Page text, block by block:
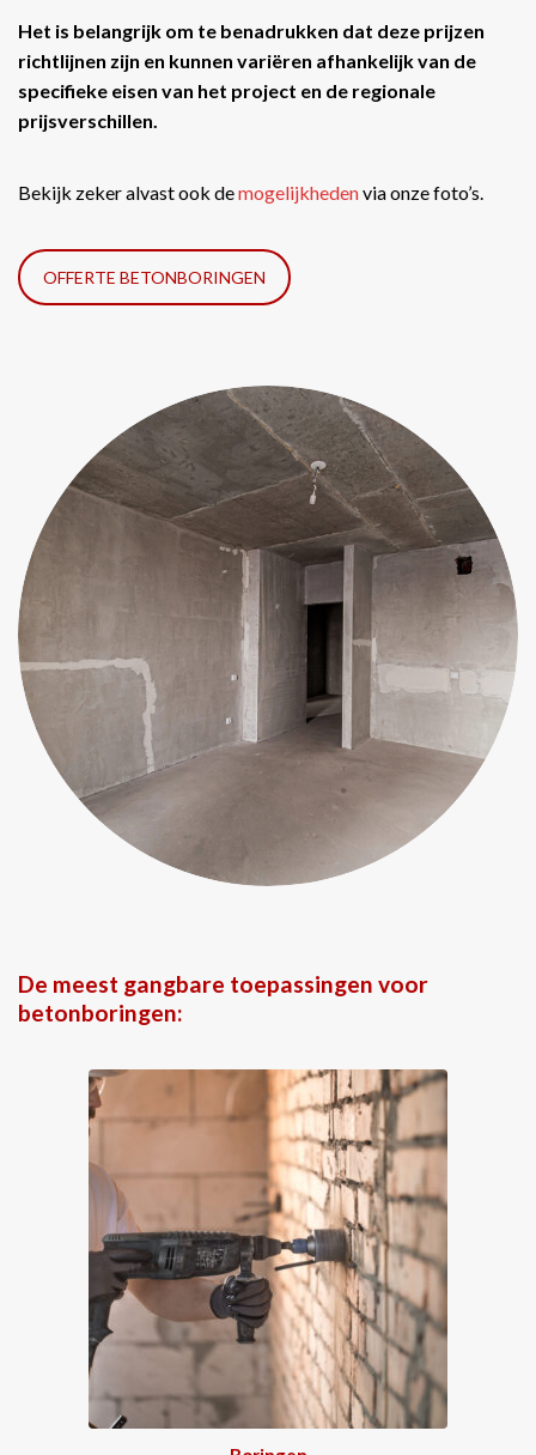
Het is belangrijk om te benadrukken dat deze prijzen
richtlijnen zijn en kunnen variëren afhankelijk van de
specifieke eisen van het project en de regionale
prijsverschillen.
Bekijk zeker alvast ook demogelijkhedenvia onze foto’s.
OFFERTE BETONBORINGEN
De meest gangbare toepassingen voor
betonboringen: